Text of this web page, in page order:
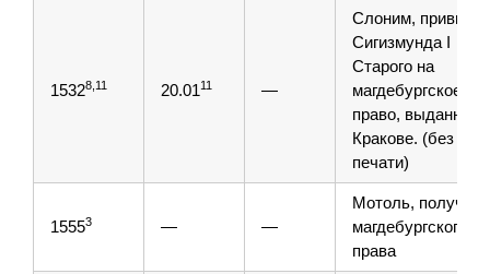
15328,11 20.0111 —
Слоним, привилей
Сигизмунда I
Старого на
магдебургское
право, выданным
Кракове. (без
печати)
15553 — —
Мотоль,
магдебургского
права